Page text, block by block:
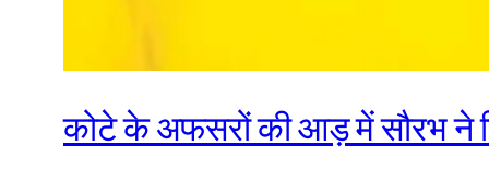
कोटे के अफसरों की आड़ में सौरभ ने